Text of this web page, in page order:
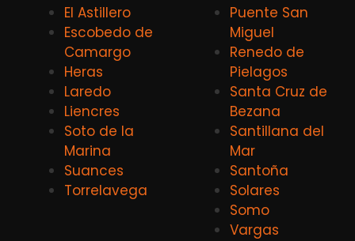
El Astillero
Escobedo de
Camargo
Heras
Laredo
Liencres
Soto de la
Marina
Suances
Torrelavega
Puente San
Miguel
Renedo de
Pielagos
Santa Cruz de
Bezana
Santillana del
Mar
Santoña
Solares
Somo
Vargas